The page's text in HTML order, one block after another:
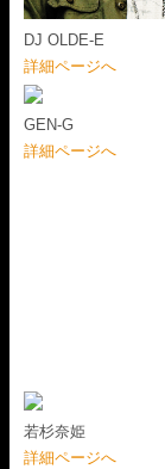
DJ OLDE-E
詳細ページへ
GEN-G
詳細ページへ
若杉奈姫
詳細ページへ